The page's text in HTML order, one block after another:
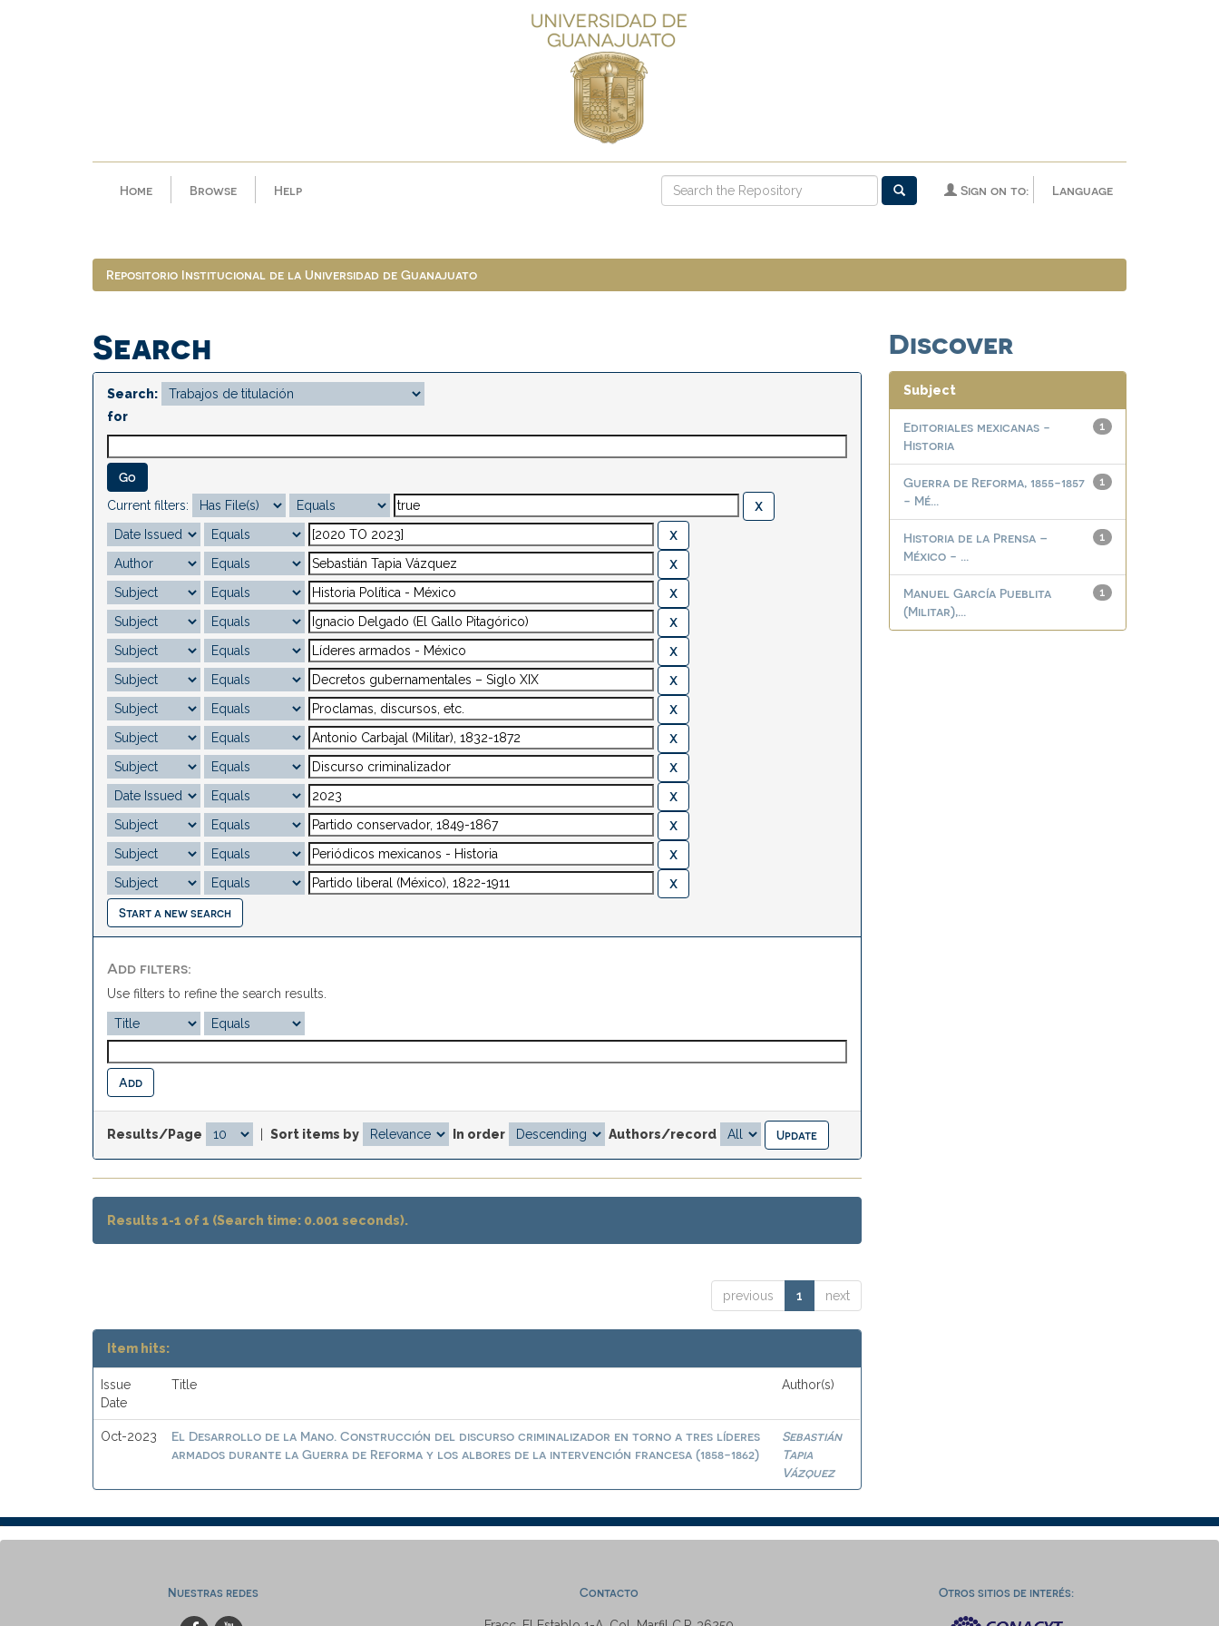
Home Browse Help Language
Sign on to:
Repositorio Institucional de la Universidad de Guanajuato
Search
Search:
for
Current filters:
Start a new search
Add filters:
Use filters to refine the search results.
Results/Page Sort items by In order Authors/record
Results 1-1 of 1 (Search time: 0.001 seconds).
previous 1 next
Item hits:
Issue
Date
Title Author(s)
Oct-2023
El Desarrollo de la Mano. Construcción del discurso criminalizador en torno a tres líderes
armados durante la Guerra de Reforma y los albores de la intervención francesa (1858-1862)
Sebastián
Tapia
Vázquez
Discover
Subject
1
Editoriales mexicanas -
Historia
1
Guerra de Reforma, 1855-1857
- Mé...
1
Historia de la Prensa –
México - ...
1
Manuel García Pueblita
(Militar),...
Nuestras redes Contacto Otros sitios de interés: